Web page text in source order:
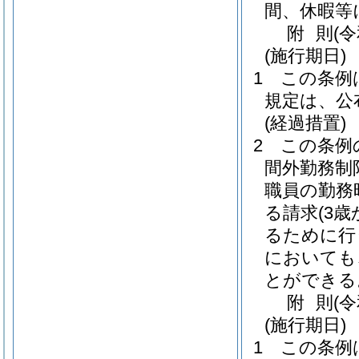
間、休暇
附 則 (
(施行期日)
1
この条例
規定は、
(経過措置)
2
この条例
間外勤務
職員の勤務
る請求(3歳
るために
において
とができ
附 則 (
(施行期日)
1
この条例